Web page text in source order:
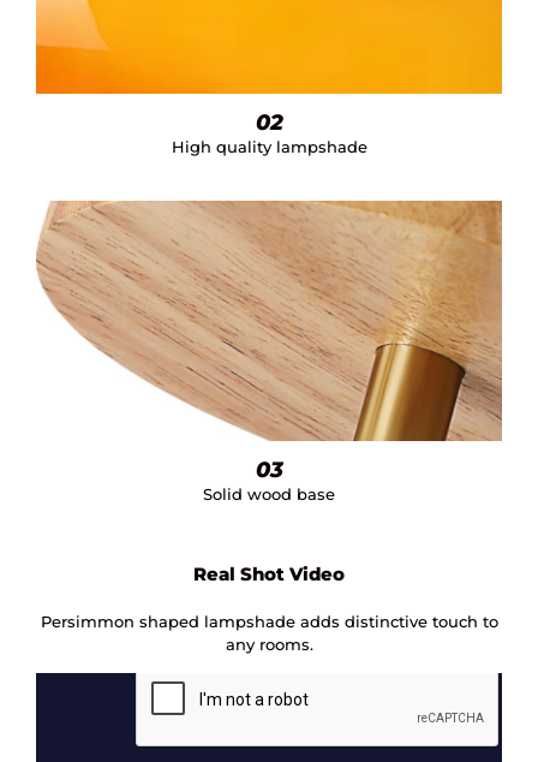
02
High quality lampshade
03
Solid wood base
Real Shot Video
Persimmon shaped lampshade adds distinctive touch to
any rooms.